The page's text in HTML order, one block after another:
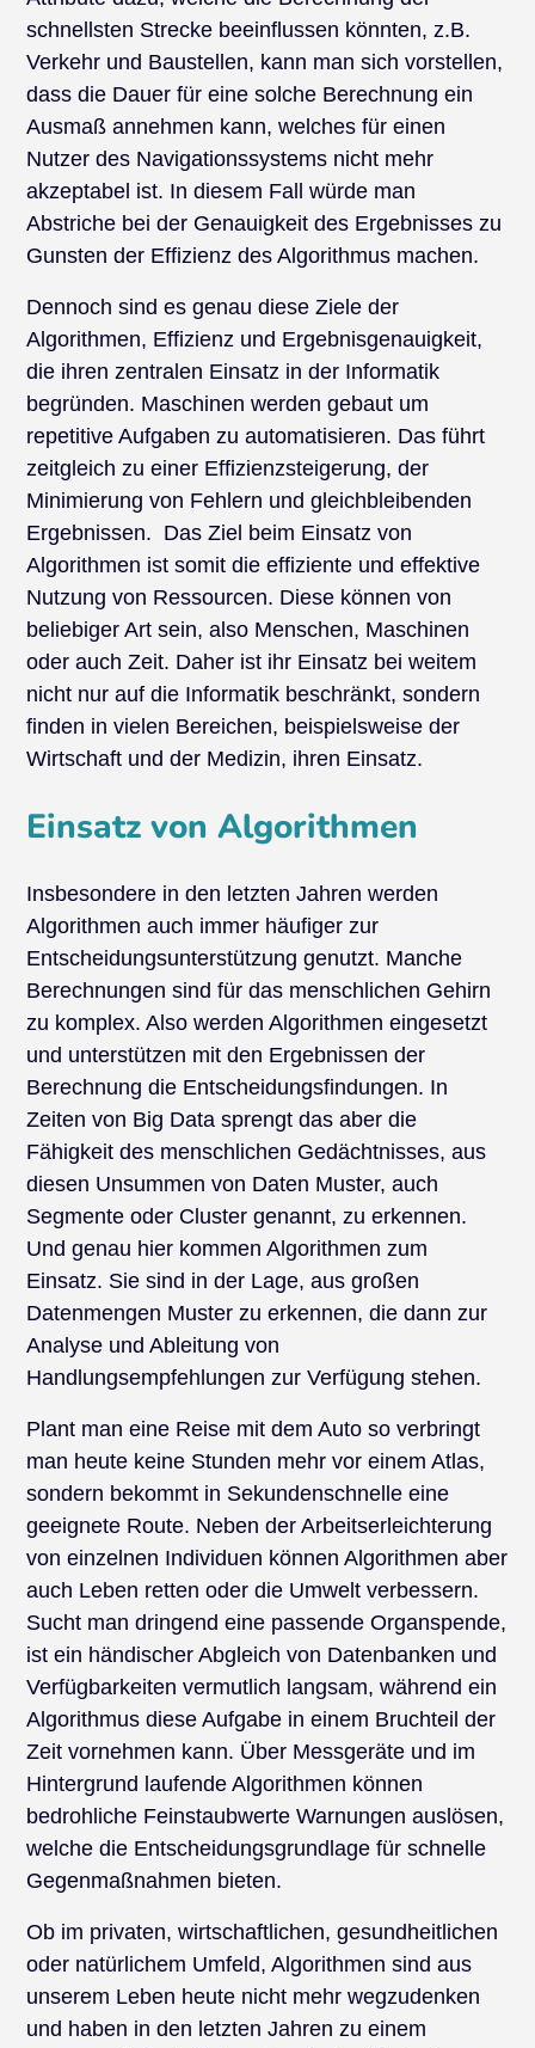
schnellsten Strecke beeinflussen könnten, z.B.
Verkehr und Baustellen, kann man sich vorstellen,
dass die Dauer für eine solche Berechnung ein
Ausmaß annehmen kann, welches für einen
Nutzer des Navigationssystems nicht mehr
akzeptabel ist. In diesem Fall würde man
Abstriche bei der Genauigkeit des Ergebnisses zu
Gunsten der Effizienz des Algorithmus machen.
Dennoch sind es genau diese Ziele der
Algorithmen, Effizienz und Ergebnisgenauigkeit,
die ihren zentralen Einsatz in der Informatik
begründen. Maschinen werden gebaut um
repetitive Aufgaben zu automatisieren. Das führt
zeitgleich zu einer Effizienzsteigerung, der
Minimierung von Fehlern und gleichbleibenden
Ergebnissen. Das Ziel beim Einsatz von
Algorithmen ist somit die effiziente und effektive
Nutzung von Ressourcen. Diese können von
beliebiger Art sein, also Menschen, Maschinen
oder auch Zeit. Daher ist ihr Einsatz bei weitem
nicht nur auf die Informatik beschränkt, sondern
finden in vielen Bereichen, beispielsweise der
Wirtschaft und der Medizin, ihren Einsatz.
Einsatz von Algorithmen
Insbesondere in den letzten Jahren werden
Algorithmen auch immer häufiger zur
Entscheidungsunterstützung genutzt. Manche
Berechnungen sind für das menschlichen Gehirn
zu komplex. Also werden Algorithmen eingesetzt
und unterstützen mit den Ergebnissen der
Berechnung die Entscheidungsfindungen. In
Zeiten von Big Data sprengt das aber die
Fähigkeit des menschlichen Gedächtnisses, aus
diesen Unsummen von Daten Muster, auch
Segmente oder Cluster genannt, zu erkennen.
Und genau hier kommen Algorithmen zum
Einsatz. Sie sind in der Lage, aus großen
Datenmengen Muster zu erkennen, die dann zur
Analyse und Ableitung von
Handlungsempfehlungen zur Verfügung stehen.
Plant man eine Reise mit dem Auto so verbringt
man heute keine Stunden mehr vor einem Atlas,
sondern bekommt in Sekundenschnelle eine
geeignete Route. Neben der Arbeitserleichterung
von einzelnen Individuen können Algorithmen aber
auch Leben retten oder die Umwelt verbessern.
Sucht man dringend eine passende Organspende,
ist ein händischer Abgleich von Datenbanken und
Verfügbarkeiten vermutlich langsam, während ein
Algorithmus diese Aufgabe in einem Bruchteil der
Zeit vornehmen kann. Über Messgeräte und im
Hintergrund laufende Algorithmen können
bedrohliche Feinstaubwerte Warnungen auslösen,
welche die Entscheidungsgrundlage für schnelle
Gegenmaßnahmen bieten.
Ob im privaten, wirtschaftlichen, gesundheitlichen
oder natürlichem Umfeld, Algorithmen sind aus
unserem Leben heute nicht mehr wegzudenken
und haben in den letzten Jahren zu einem